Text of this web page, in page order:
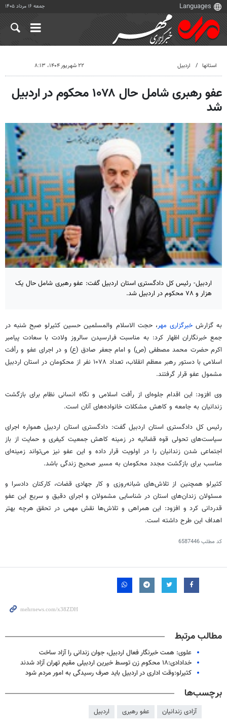
جمعه ۱۶ مرداد ۱۴۰۵
استانها اردبیل ۲۲ شهریور ۱۴۰۴، ۸:۱۳
عفو رهبری شامل حال ۱۰۷۸ محکوم در اردبیل
شد
اردبیل- رئیس کل دادگستری استان اردبیل گفت: عفو رهبری شامل حال یک
هزار و ۷۸ محکوم در اردبیل شد.
به گزارشخبرگزاری مهر، حجت الاسلام والمسلمین حسین کثیرلوصبح شنبه در
جمع خبرنگاران اظهار کرد: به مناسبت فرارسیدن سالروز ولادت با سعادت پیامبر
اکرم حضرت محمد مصطفی (ص) و امام جعفر صادق (ع) و در اجرای عفو و رأفت
اسلامی با دستور رهبر معظم انقلاب، تعداد
نفر از محکومان در استان اردبیل
مشمول عفو قرار گرفتند.
وی افزود: این اقدام جلوه‌ای از رأفت اسلامی و نگاه انسانی نظام برای بازگشت
زندانیان به جامعه و کاهش مشکلات خانواده‌های آنان است.
رئیس کل دادگستری استان اردبیل گفت: دادگستری استان اردبیل همواره اجرای
سیاست‌های تحولی قوه قضائیه در زمینه کاهش جمعیت کیفری و حمایت از باز
اجتماعی شدن زندانیان را در اولویت قرار داده و این عفو نیز می‌تواند زمینه‌ای
مناسب برای بازگشت مجدد محکومان به مسیر صحیح زندگی باشد.
کثیرلو همچنین از تلاش‌های شبانه‌روزی و کار جهادی قضات، کارکنان دادسرا و
مسئولان زندان‌های استان در شناسایی مشمولان و اجرای دقیق و سریع این عفو
قدردانی کرد و افزود: این همراهی و تلاش‌ها نقش مهمی در تحقق هرچه بهتر
اهداف این طرح داشته است.
کد مطلب6587446
مطالب مرتبط
علوی: همت خبرنگار فعال اردبیل، جوان زندانی را آزاد ساخت
خدادادی:۱۸ محکوم زن توسط خیرین اردبیلی مقیم تهران آزاد شدند
کثیرلو:وقت اداری در اردبیل باید صرف رسیدگی به امور مردم شود
برچسب‌ها
آزادی زندانیان عفو رهبری اردبیل